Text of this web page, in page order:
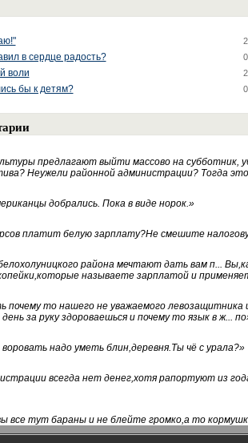
в сердце радость?
воли
бы к детям?
предлагают выйти массово на субботник,
Неужели районной администрации? Тогда
добрались. Пока в виде норок.»
платит белую зарплату?Не смешите
района мечтают дать вам п...
называете зарплатой и
почему то нашего не уважаемого
за руку здороваешься и почему то язык в ж... по
надо уметь блин,деревня.Ты чё с урала?»
всегда нет денег,хотя рапортуют из
все тут бараны и не блейте громко,а то